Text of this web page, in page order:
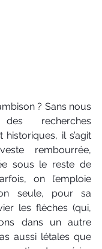
? Sans nous
recherches
il s’agit
rembourrée,
sous le reste de
on l’emploie
seule, pour sa
les flèches (qui,
dans un autre
aussi létales que